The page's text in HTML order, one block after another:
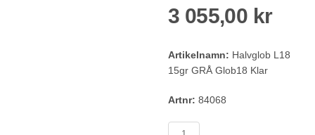
3 055,00 kr
Artikelnamn: Halvglob L18
15gr GRÅ Glob18 Klar
Artnr: 84068